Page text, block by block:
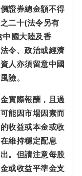
證券總金額不得
二十(法令另有
中國大陸及香
令、政治或經濟
人亦須留意中國
險。
實際報酬，且過
能因市場因素而
收益或本金或收
維持穩定配息
。但請注意每股
或收益平準金支